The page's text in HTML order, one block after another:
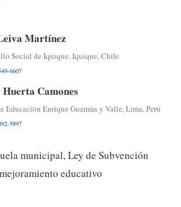
Martínez
Social de Iquique. Iquique, Chile
6607
Camones
Educación Enrique Guzmán y Valle, Lima, Perú
5897
municipal, Ley de Subvención
educativo